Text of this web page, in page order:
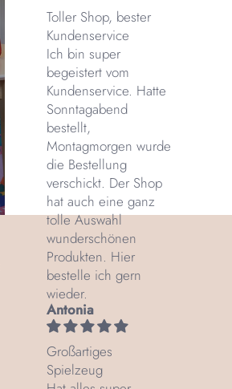
Toller Shop, bester
Kundenservice
Ich bin super
begeistert vom
Kundenservice. Hatte
Sonntagabend
bestellt,
Montagmorgen wurde
die Bestellung
verschickt. Der Shop
hat auch eine ganz
tolle Auswahl
wunderschönen
Produkten. Hier
bestelle ich gern
wieder.
Antonia
Großartiges
Spielzeug